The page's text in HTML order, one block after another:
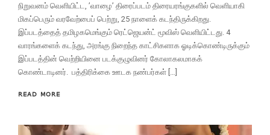
நிறுவனம் வெளியிட்ட, ’வாழை’ திரைப்படம் திரையரங்குகளில் வெளியாகி
மிகப்பெரும் வரவேற்பைப் பெற்று, 25 நாளைக் கடந்திருக்கிறது.
இப்படத்தைத் தமிழகமெங்கும் ரெட்ஜெயன்ட் மூவிஸ் வெளியிட்டது. 4
வாரங்களைக் கடந்து, அரங்கு நிறைந்த காட்சிகளாக ஓடிக்கொண்டிருக்கும்
இப்படத்தின் வெற்றியினை படக்குழுவினர் கோலாகலமாகக்
கொண்டாடினர். பத்திரிக்கை ஊடக நண்பர்கள் […]
READ MORE